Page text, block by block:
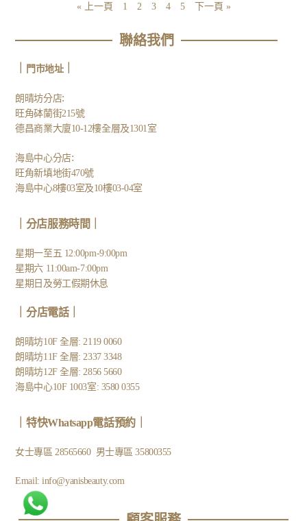
« 上一頁 1 2 3 4 5 下一頁 »
聯絡我們
門市地址｜
朗晴坊分店:
旺角砵蘭街215號
德昌商業大廈10-12樓全層及1301室
海島中心分店:
旺角新填地街470號
海島中心8樓03室及10樓03-04室
｜分店服務時間｜
星期一至五 12:00pm-9:00pm
星期六 11:00am-7:00pm
星期日及勞工假期休息
分店電話｜
朗晴坊10F 全層: 2119 0060
朗晴坊11F 全層: 2337 3348
朗晴坊12F 全層: 2856 5660
海島中心10F 1003室: 3580 0355
特快Whatsapp電話預約｜
女士專區 28565660 男士專區35800355
Email:info@yanisbeauty.com